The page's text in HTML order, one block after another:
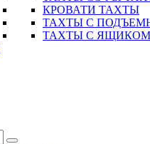
КРОВАТИ ТАХТЫ
ТАХТЫ С
ТАХТЫ С ЯЩИКОМ